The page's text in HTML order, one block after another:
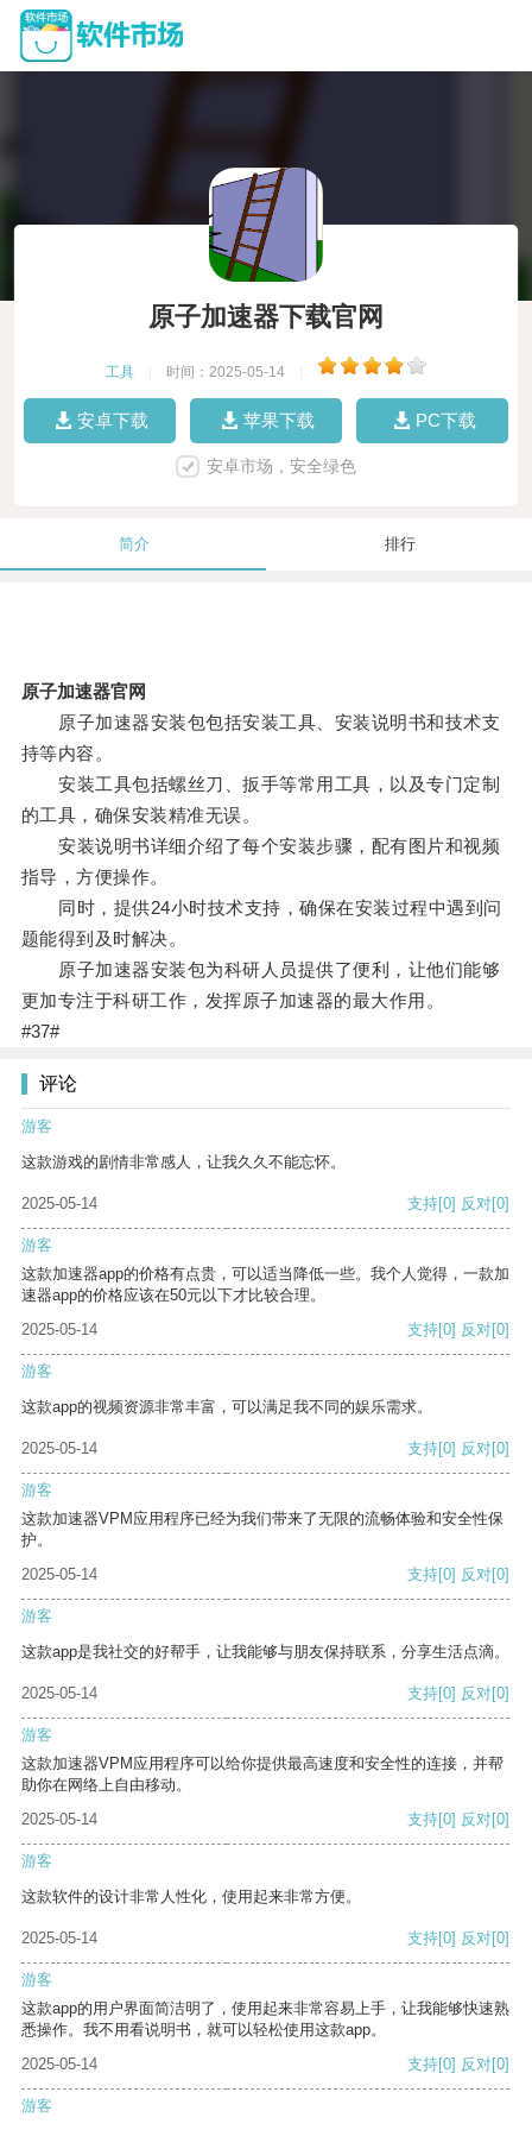
原子加速器下载官网
工具 时间：2025-05-14
安卓下载 苹果下载 PC下载
安卓市场，安全绿色
简介 排行
原子加速器官网
原子加速器安装包包括安装工具、安装说明书和技术支
持等内容。
安装工具包括螺丝刀、扳手等常用工具，以及专门定制
的工具，确保安装精准无误。
安装说明书详细介绍了每个安装步骤，配有图片和视频
指导，方便操作。
同时，提供24小时技术支持，确保在安装过程中遇到问
题能得到及时解决。
原子加速器安装包为科研人员提供了便利，让他们能够
更加专注于科研工作，发挥原子加速器的最大作用。
#37#
评论
游客
这款游戏的剧情非常感人，让我久久不能忘怀。
2025-05-14 支持[0] 反对[0]
游客
这款加速器app的价格有点贵，可以适当降低一些。我个人觉得，一款加
速器app的价格应该在50元以下才比较合理。
2025-05-14
支持[0] 反对[0]
游客
这款app的视频资源非常丰富，可以满足我不同的娱乐需求。
2025-05-14 支持[0] 反对[0]
游客
这款加速器VPM应用程序已经为我们带来了无限的流畅体验和安全性保
护。
2025-05-14
支持[0] 反对[0]
游客
这款app是我社交的好帮手，让我能够与朋友保持联系，分享生活点滴。
2025-05-14 支持[0] 反对[0]
游客
这款加速器VPM应用程序可以给你提供最高速度和安全性的连接，并帮
助你在网络上自由移动。
2025-05-14
支持[0] 反对[0]
游客
这款软件的设计非常人性化，使用起来非常方便。
2025-05-14 支持[0] 反对[0]
游客
这款app的用户界面简洁明了，使用起来非常容易上手，让我能够快速熟
悉操作。我不用看说明书，就可以轻松使用这款app。
2025-05-14
支持[0] 反对[0]
游客